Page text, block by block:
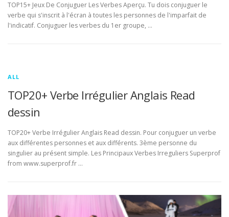
TOP15+ Jeux De Conjuguer Les Verbes Aperçu. Tu dois conjuguer le
verbe qui s'inscrit à l'écran à toutes les personnes de l'imparfait de
l'indicatif. Conjuguer les verbes du 1er groupe, …
ALL
TOP20+ Verbe Irrégulier Anglais Read
dessin
TOP20+ Verbe Irrégulier Anglais Read dessin. Pour conjuguer un verbe
aux différentes personnes et aux différents. 3ème personne du
singulier au présent simple. Les Principaux Verbes Irreguliers Superprof
from www.superprof.fr …